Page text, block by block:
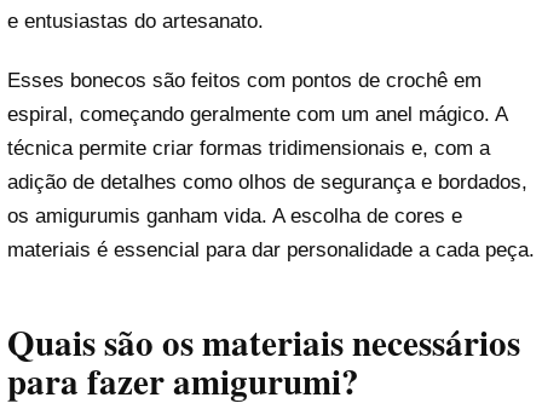
e entusiastas do artesanato.
Esses bonecos são feitos com pontos de crochê em
espiral, começando geralmente com um anel mágico. A
técnica permite criar formas tridimensionais e, com a
adição de detalhes como olhos de segurança e bordados,
os amigurumis ganham vida. A escolha de cores e
materiais é essencial para dar personalidade a cada peça.
Quais são os materiais necessários
para fazer amigurumi?